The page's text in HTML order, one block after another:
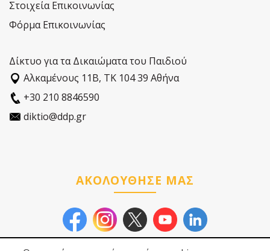
Στοιχεία Επικοινωνίας
Φόρμα Επικοινωνίας
Δίκτυο για τα Δικαιώματα του Παιδιού
Αλκαµένους 11Β, ΤΚ 104 39 Αθήνα
+30 210 8846590
diktio@ddp.gr
ΑΚΟΛΟΥΘΗΣΕ ΜΑΣ